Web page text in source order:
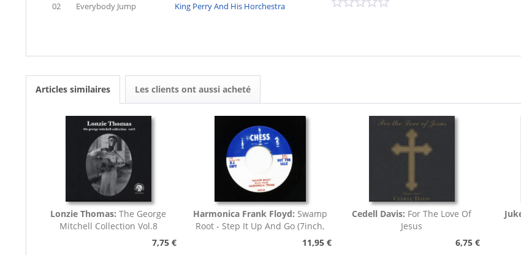
02 Everybody Jump King Perry And His Horchestra
Articles similaires Les clients ont aussi acheté
Lonzie Thomas: The George
Mitchell Collection Vol.8
7,75 €
Harmonica Frank Floyd: Swamp
Root - Step It Up And Go (7inch,
11,95 €
Cedell Davis: For The Love Of
Jesus
6,75 €